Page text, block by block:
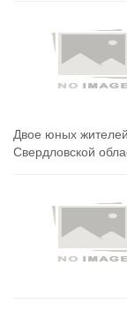
Двое юных
Свердловской